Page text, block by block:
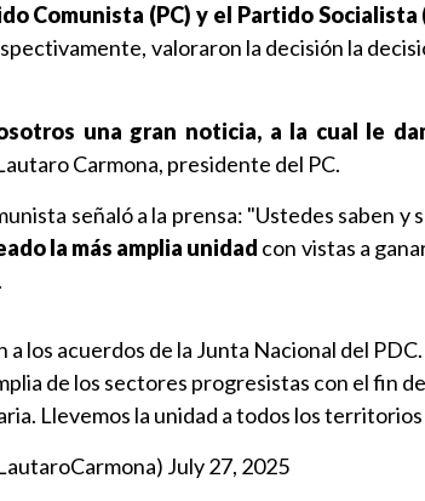
Comunista (PC) y el Partido Socialista
valoraron la decisión la
una gran noticia, a la cual le
Carmona, presidente del PC.
señaló a la prensa: "Ustedes saben y
la más amplia unidad con vistas a
los acuerdos de la Junta Nacional del PDC.
de los sectores progresistas con el fin
Llevemos la unidad a todos los
July 27, 2025